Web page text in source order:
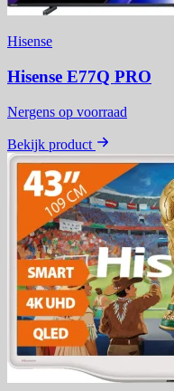
Hisense
Hisense E77Q PRO
Nergens op voorraad
Bekijk product